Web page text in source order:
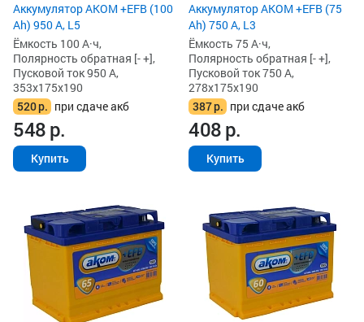
Аккумулятор AKOM +EFB (100
Ah) 950 А, L5
Ёмкость 100 А·ч,
Полярность обратная [- +],
Пусковой ток 950 А,
353x175x190
520р. при сдаче акб
548р.
Купить
Аккумулятор AKOM +EFB (75
Ah) 750 А, L3
Ёмкость 75 А·ч,
Полярность обратная [- +],
Пусковой ток 750 А,
278x175x190
387р. при сдаче акб
408р.
Купить